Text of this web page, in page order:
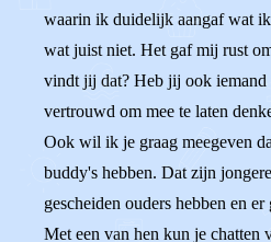
waarin ik duidelijk aangaf wat
wat juist niet. Het gaf mij rust
vindt jij dat? Heb jij ook
vertrouwd om mee te laten
Ook wil ik je graag meegeven
buddy's hebben. Dat zijn
gescheiden ouders hebben en
Met een van hen kun je chatten